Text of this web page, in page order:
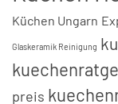
Küchen Ungarn
Glaskeramik Reinigung
preis